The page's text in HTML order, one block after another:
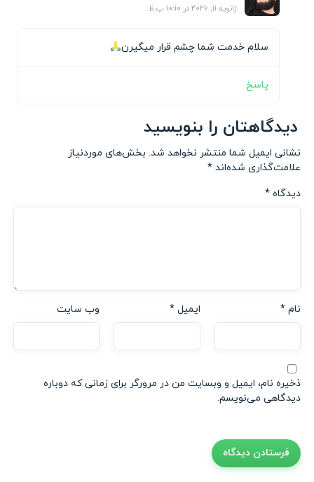
ژانویه 11, 2026 در 10:10 ب.ظ
سلام خدمت شما چشم قرار میگیرن
پاسخ
دیدگاهتان را بنویسید
نشانی ایمیل شما منتشر نخواهد شد. بخش‌های موردنیاز
علامت‌گذاری شده‌اند *
دیدگاه *
نام * ایمیل* وب‌ سایت
ذخیره نام، ایمیل و وبسایت من در مرورگر برای زمانی که دوباره
دیدگاهی می‌نویسم.